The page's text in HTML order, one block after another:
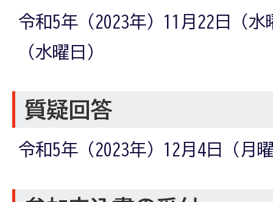
令和5年（2023年）11月22日（
（水曜日）
質疑回答
令和5年（2023年）12月4日（月